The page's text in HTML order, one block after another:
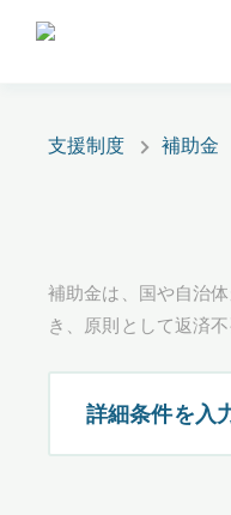
支援制度 補助金
補助金は、国や自治
き、原則として返済
詳細条件を入